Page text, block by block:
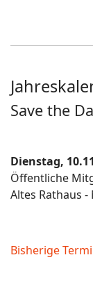
Save the
Dienstag,
Öffentliche
Altes Rathaus
Bisherige